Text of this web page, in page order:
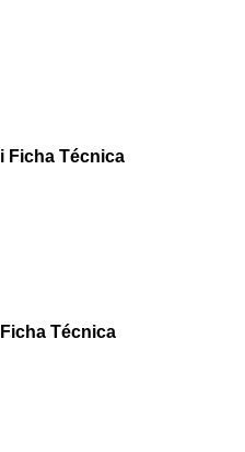
Ficha Técnica
Técnica